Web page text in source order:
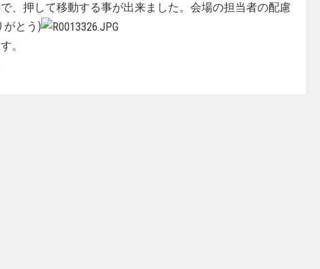
、押して移動する事が出来ました。会場の担当者の配慮
がとう)
。